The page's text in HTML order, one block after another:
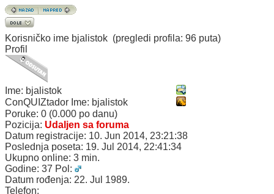
Korisničko ime bjalistok (pregledi profila: 96 puta)
Profil
Ime: bjalistok
ConQUIZtador Ime: bjalistok
Poruke: 0 (0.000 po danu)
Pozicija: Udaljen sa foruma
Datum registracije: 10. Jun 2014, 23:21:38
Poslednja poseta: 19. Jul 2014, 22:41:34
Ukupno online: 3 min.
Godine: 37 Pol:
Datum rođenja: 22. Jul 1989.
Telefon: